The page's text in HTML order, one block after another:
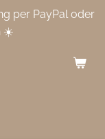
per PayPal oder
☀️